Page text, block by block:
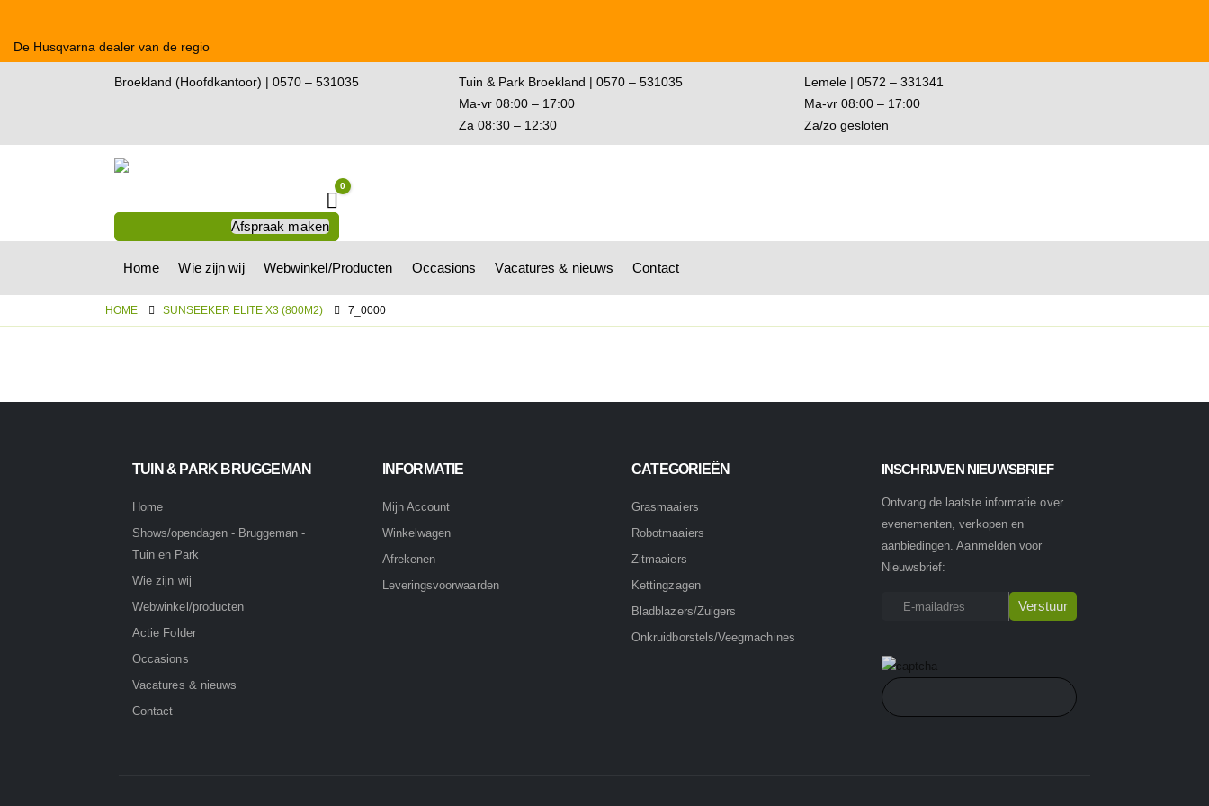
De Husqvarna dealer van de regio
Broekland (Hoofdkantoor) | 0570 – 531035
Tuin & Park Broekland | 0570 – 531035
Ma-vr 08:00 – 17:00
Za 08:30 – 12:30
Lemele | 0572 – 331341
Ma-vr 08:00 – 17:00
Za/zo gesloten
Winkelwagen
0
Afspraak maken
Home Wie zijn wij Webwinkel/Producten Occasions Vacatures & nieuws Contact
HOME SUNSEEKER ELITE X3 (800M2) 7_0000
TUIN & PARK BRUGGEMAN
Home
Shows/opendagen - Bruggeman -
Tuin en Park
Wie zijn wij
Webwinkel/producten
Actie Folder
Occasions
Vacatures & nieuws
Contact
INFORMATIE
Mijn Account
Winkelwagen
Afrekenen
Leveringsvoorwaarden
CATEGORIEËN
Grasmaaiers
Robotmaaiers
Zitmaaiers
Kettingzagen
Bladblazers/Zuigers
Onkruidborstels/Veegmachines
INSCHRIJVEN NIEUWSBRIEF
Ontvang de laatste informatie over
evenementen, verkopen en
aanbiedingen. Aanmelden voor
Nieuwsbrief: